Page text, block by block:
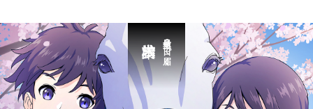
最短３日で届く